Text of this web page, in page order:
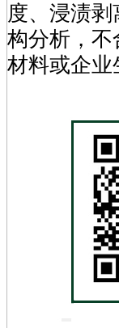
度、浸渍
构分析，
材料或企业